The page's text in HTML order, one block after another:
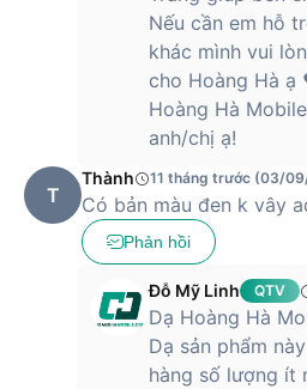
Mua Tai nghe Redmi
giá rẻ tại Hoàng Hà
Tai nghe Redmi Buds 5sẽ sớm có
với mức giá hấp dẫn. Đặc biệt, khi
Hoàng Hà Mobile, bạn sẽ có cơ
trình khuyến mãi cực hấp dẫn.
Mobileđể biết thêm thông tin sản
Nếu cần em hỗ
khác mình vui
cho Hoàng Hà ạ
Hoàng Hà
anh/chị ạ!
T
Thành 11 tháng trước (03/
Có bản màu đen k vây
Phản hồi
Đỗ Mỹ Linh QTV
Dạ Hoàng Hà
Dạ sản phẩm
hàng số lượng ít